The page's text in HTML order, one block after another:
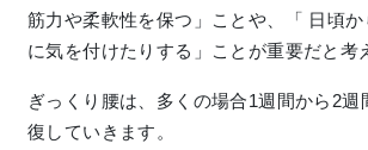
筋力や柔軟性を保つ」ことや、「 日頃
に気を付けたりする」ことが重要だと考
ぎっくり腰は、多くの場合1週間から2週
復していきます。